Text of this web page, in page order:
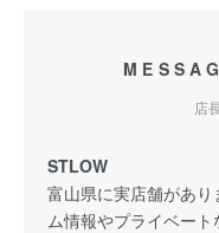
店
STLOW
富山県に実店舗があ
ム情報やプライベー